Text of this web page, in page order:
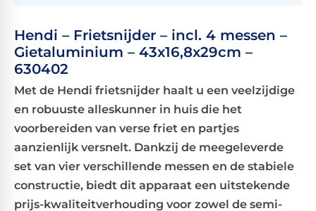
Hendi – Frietsnijder – incl. 4 messen –
Gietaluminium – 43x16,8x29cm –
630402
Met de Hendi frietsnijder haalt u een veelzijdige
en robuuste alleskunner in huis die het
voorbereiden van verse friet en partjes
aanzienlijk versnelt. Dankzij de meegeleverde
set van vier verschillende messen en de stabiele
constructie, biedt dit apparaat een uitstekende
prijs-kwaliteitverhouding voor zowel de semi-